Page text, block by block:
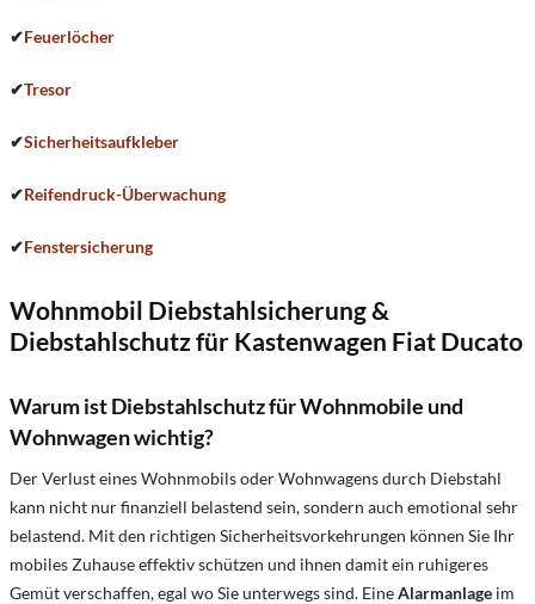
✔Feuerlöcher
✔Tresor
✔Sicherheitsaufkleber
✔Reifendruck-Überwachung
✔Fenstersicherung
Wohnmobil Diebstahlsicherung &
Diebstahlschutz für Kastenwagen Fiat Ducato
Warum ist Diebstahlschutz für Wohnmobile und
Wohnwagen wichtig?
Der Verlust eines Wohnmobils oder Wohnwagens durch Diebstahl
kann nicht nur finanziell belastend sein, sondern auch emotional sehr
belastend. Mit den richtigen Sicherheitsvorkehrungen können Sie Ihr
mobiles Zuhause effektiv schützen und ihnen damit ein ruhigeres
Gemüt verschaffen, egal wo Sie unterwegs sind. EineAlarmanlage im